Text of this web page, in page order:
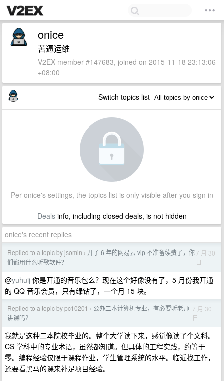
onice
苦逼运维
V2EX member #147683, joined on 2015-11-18 23:13:06
+08:00
Switch topics list
Per onice's settings, the topics list is only visible after you sign in
Dealsinfo, including closed deals, is not hidden
onice's recent replies
Replied to a topic by jsomin › 开了 6 年的网易云 vip 不准备续费了，你
们都用什么听歌软件？
7 月 30
日
@yuhuij 你是开通的音乐包么？现在这个好像没有了，5 月份我开通
的 QQ 音乐会员，只有绿钻了，一个月 15 块。
Replied to a topic by pc10201 › 公办二本计算机专业，有必要听老师
讲课吗？
7 月 30
日
我就是这种二本院校毕业的。整个大学读下来，感觉像读了个文科。
CS 学科中的专业术语，虽然都知道。但具体的工程实践，约等于
零。编程经验仅限于课程作业，学生管理系统的水平。临近找工作，
还要看黑马的课来补足项目经验。